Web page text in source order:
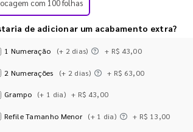
com 100 folhas
de adicionar um acabamento extra?
1 Numeração (+ 2 dias) + R$ 43,00
2 Numerações (+ 2 dias) + R$ 63,00
Grampo (+ 1 dia) + R$ 43,00
Refile Tamanho Menor (+ 1 dia) + R$ 13,00